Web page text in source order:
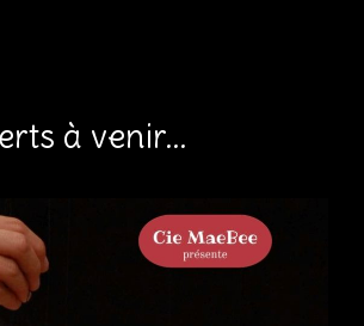
à venir...